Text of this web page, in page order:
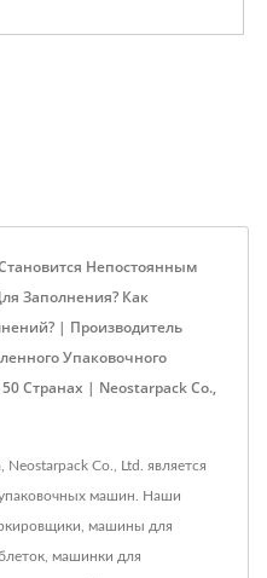
Непостоянным
Заполнения? Как
| Производитель
Упаковочного
Странах | Neostarpack Co.,
Co., Ltd. является
машин. Наши
машины для
машинки для